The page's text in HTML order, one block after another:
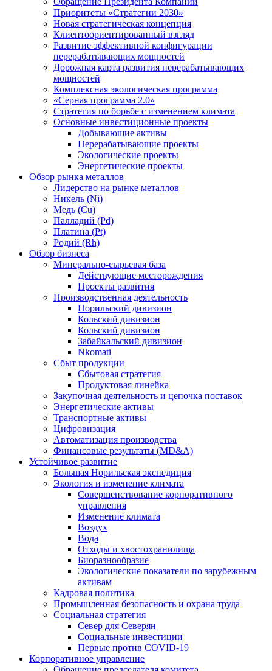
Приоритеты «Стратегии 2030»
Новая стратегическая концепция
Клиентоориентированный взгляд
Развитие эффективной конфигурации
перерабатывающих мощностей
Дорожная карта развития перерабатывающих
мощностей
Комплексная экологическая программа
«Серная программа 2.0»
Стратегия по борьбе с изменением климата
Основные инвестиционные проекты
Добывающие активы
Перерабатывающие проекты
Экологические проекты
Энергетические проекты
Обзор рынка металлов
Лидерство на рынке металлов
Никель (Ni)
Медь (Cu)
Палладий (Pd)
Платина (Pt)
Родий (Rh)
Обзор бизнеса
Минерально-сырьевая база
Действующие месторождения
Проекты развития
Производственная деятельность
Норильский дивизион
Кольский дивизион
Кольский дивизион
Забайкальский дивизион
Nkomati
Сбыт продукции
Сбытовая стратегия
Продуктовая линейка
Закупочная деятельность и цепочка поставок
Энергетические активы
Транспортные активы
Цифровизация
Автоматизация производства
Финансовые результаты (MD&A)
Устойчивое развитие
Большая Норильская экспедиция
Экология и изменение климата
Совершенствование корпоративного
управления
Изменение климата
Воздух
Вода
Отходы и хвостохранилища
Биоразнообразие
Экологические показатели по зарубежным
активам
Кадровая политика
Промышленная безопасность и охрана труда
Социальная стратегия
Север для Северян
Социальные инвестиции
Первые против COVID‑19
Корпоративное управление